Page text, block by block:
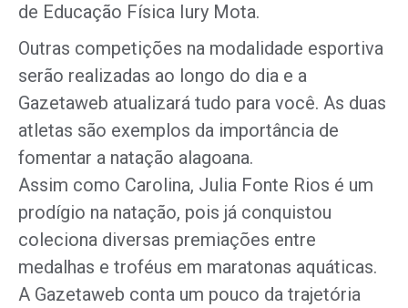
de Educação Física Iury Mota.
Outras competições na modalidade esportiva
serão realizadas ao longo do dia e a
Gazetaweb atualizará tudo para você. As duas
atletas são exemplos da importância de
fomentar a natação alagoana.
Assim como Carolina, Julia Fonte Rios é um
prodígio na natação, pois já conquistou
coleciona diversas premiações entre
medalhas e troféus em maratonas aquáticas.
A Gazetaweb conta um pouco da trajetória